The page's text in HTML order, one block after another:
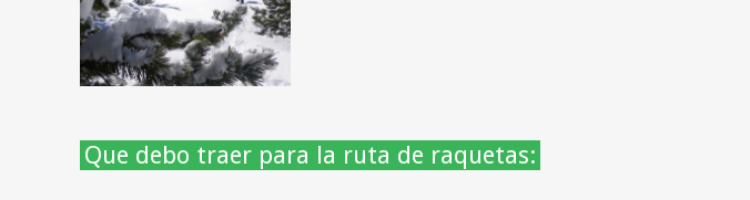
Que debo traer para la ruta de raquetas: